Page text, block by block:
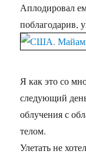
Аплодировал
поблагодарив,
Я как это со
следующий
облучения с
телом.
Улетать не